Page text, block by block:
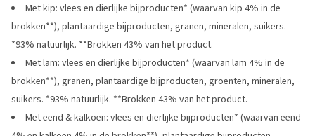
Met kip: vlees en dierlijke bijproducten* (waarvan kip 4% in de
brokken**), plantaardige bijproducten, granen, mineralen, suikers.
*93% natuurlijk. **Brokken 43% van het product.
Met lam: vlees en dierlijke bijproducten* (waarvan lam 4% in de
brokken**), granen, plantaardige bijproducten, groenten, mineralen,
suikers. *93% natuurlijk. **Brokken 43% van het product.
Met eend & kalkoen: vlees en dierlijke bijproducten* (waarvan eend